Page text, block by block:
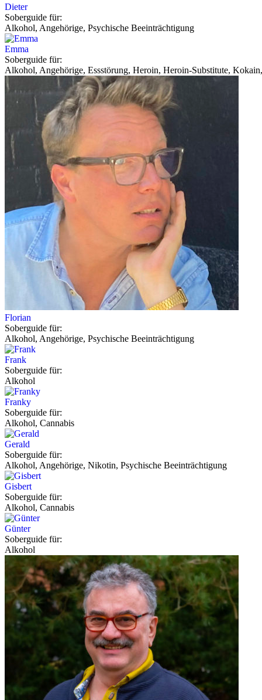
Dieter
Soberguide für:
Alkohol, Angehörige, Psychische Beeinträchtigung
Emma
Soberguide für:
Alkohol, Angehörige, Essstörung, Heroin, Heroin-Substitute,
Florian
Soberguide für:
Alkohol, Angehörige, Psychische Beeinträchtigung
Frank
Soberguide für:
Alkohol
Franky
Soberguide für:
Alkohol, Cannabis
Gerald
Soberguide für:
Alkohol, Angehörige, Nikotin, Psychische Beeinträchtigung
Gisbert
Soberguide für:
Alkohol, Cannabis
Günter
Soberguide für:
Alkohol